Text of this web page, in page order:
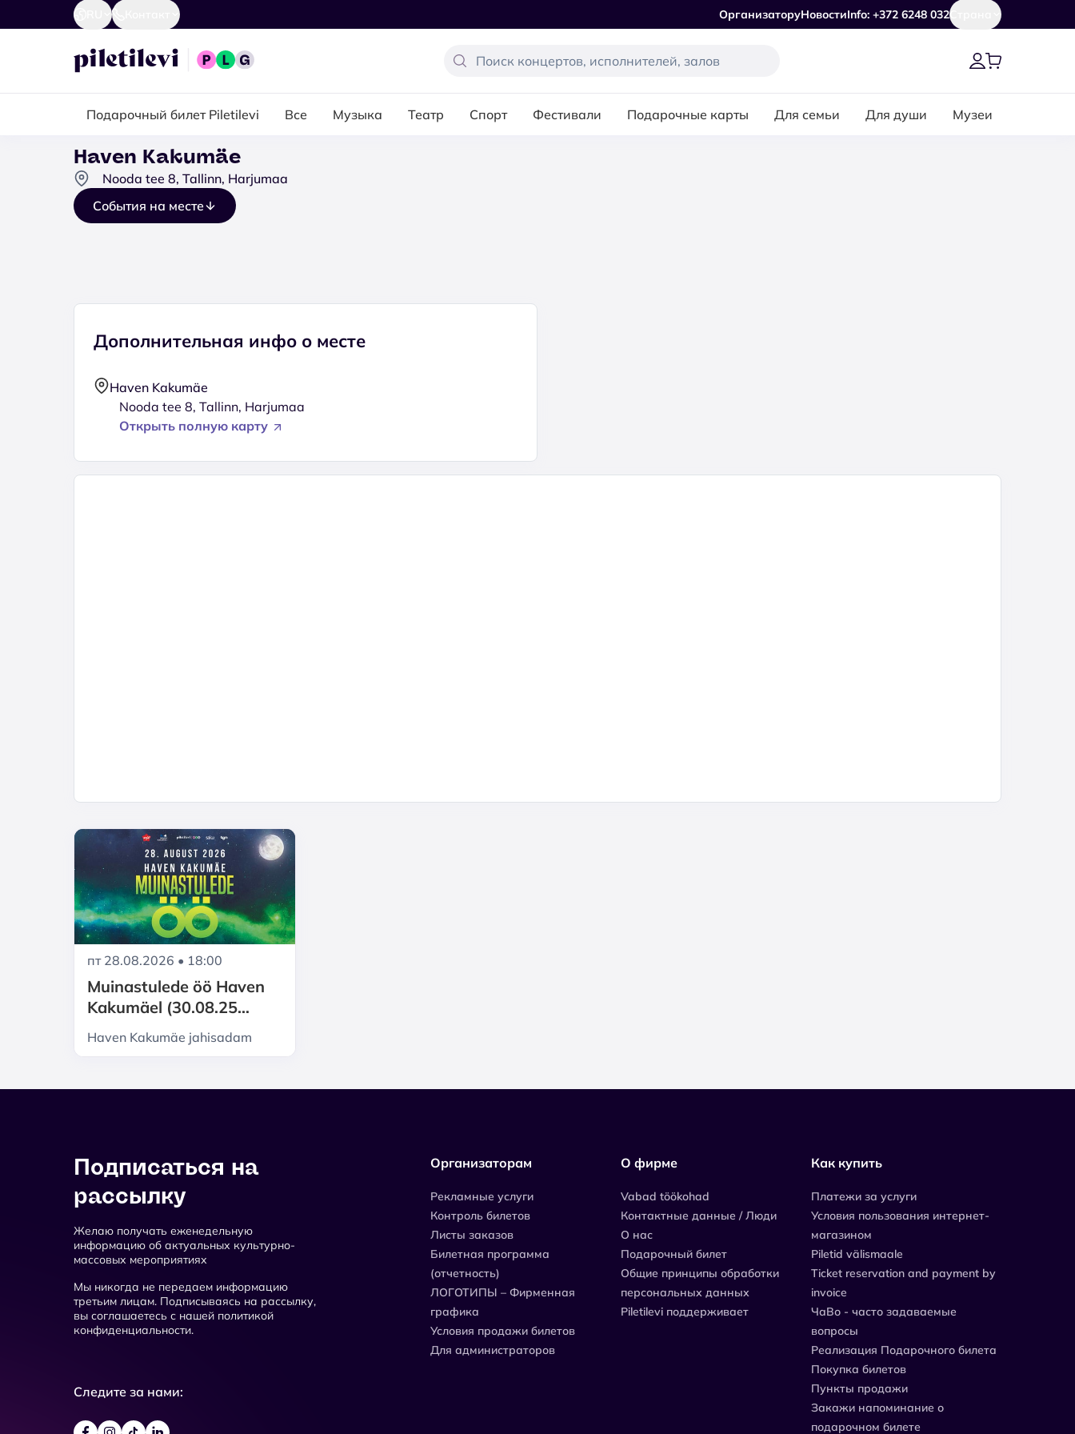
ОрганизаторуНовостиInfo: +372 6248 032Страна
Подарочный билет Piletilevi Все Музыка Театр Спорт Фестивали Подарочные карты Для семьи Для души Музеи
Haven Kakumäe
Nooda tee 8, Tallinn, Harjumaa
События на месте
Дополнительная инфо о месте
Haven Kakumäe
Nooda tee 8, Tallinn, Harjumaa
Открыть полную карту
пт 28.08.2026 • 18:00
Muinastulede öö Haven
Kakumäel (30.08.25
asendus)
Haven Kakumäe jahisadam
Подписаться на
рассылку
Желаю получать еженедельную
информацию об актуальных культурно-
массовых мероприятиях
Мы никогда не передаем информацию
третьим лицам. Подписываясь на рассылку,
вы соглашаетесь с нашей политикой
конфиденциальности.
Следите за нами:
Организаторам
Рекламные услуги
Контроль билетов
Листы заказов
Билетная программа
(отчетность)
ЛОГОТИПЫ – Фирменная
графика
Условия продажи билетов
Для администраторов
О фирме
Vabad töökohad
Контактные данные / Люди
О нас
Подарочный билет
Общие принципы обработки
персональных данных
Piletilevi поддерживает
Как купить
Платежи за услуги
Условия пользования интернет-
магазином
Piletid välismaale
Ticket reservation and payment by
invoice
ЧаВо - часто задаваемые
вопросы
Реализация Подарочного билета
Покупка билетов
Пункты продажи
Закажи напоминание о
подарочном билете